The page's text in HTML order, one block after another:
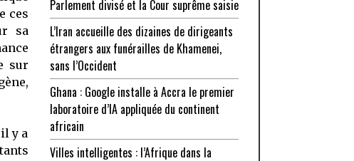
ces
sa
sur
y a
Parlement divisé et la Cour suprême saisie
L’Iran accueille des dizaines de dirigeants
étrangers aux funérailles de Khamenei,
sans l’Occident
Ghana : Google installe à Accra le premier
laboratoire d’IA appliquée du continent
africain
Villes intelligentes : l’Afrique dans la